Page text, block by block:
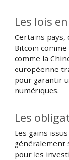
Les lois
Certains pays,
Bitcoin comme
comme la
européenne
pour garantir
numériques.
Les
Les gains
généralement
pour les